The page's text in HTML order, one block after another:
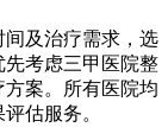
及治疗需求，选
考虑三甲医院整
案。所有医院均
估服务。